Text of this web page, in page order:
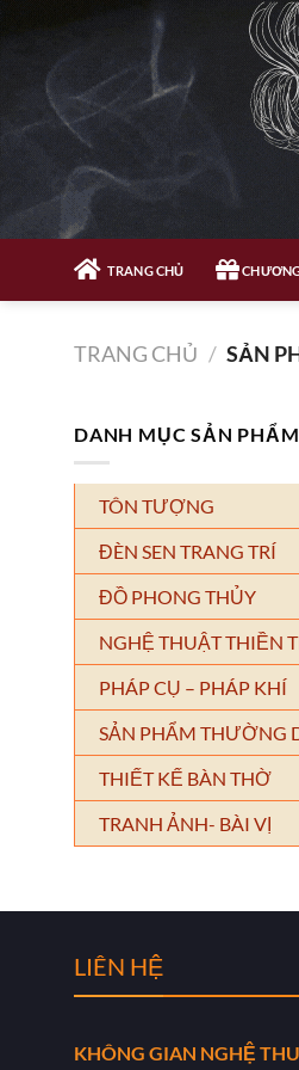
qua
TRANG CHỦ
TRANG CHỦ / SẢN
DANH MỤC SẢN PHẨM
TÔN TƯỢNG
ĐÈN SEN TRANG TRÍ
ĐỒ PHONG THỦY
NGHỆ THUẬT THIỀN
PHÁP CỤ – PHÁP KHÍ
SẢN PHẨM THƯỜNG
THIẾT KẾ BÀN THỜ
TRANH ẢNH- BÀI VỊ
LIÊN HỆ
KHÔNG GIAN NGHỆ